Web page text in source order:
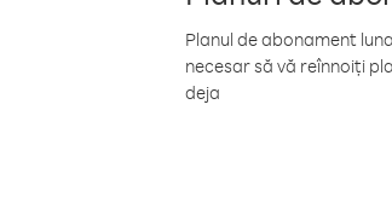
Planul de abonament
necesar să vă reînnoiți
deja